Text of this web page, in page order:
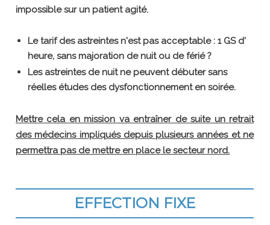
impossible sur un patient agité.
Le tarif des astreintes n'est pas acceptable : 1 GS d'
heure, sans majoration de nuit ou de férié ?
Les astreintes de nuit ne peuvent débuter sans
réelles études des dysfonctionnement en soirée.
Mettre cela en mission va entraîner de suite un retrait
des médecins impliqués depuis plusieurs années et ne
permettra pas de mettre en place le secteur nord.
EFFECTION FIXE